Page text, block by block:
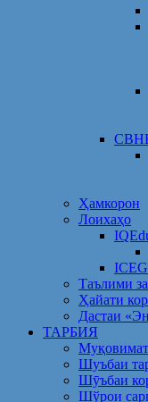
Ҳамкорон
Лоихаҳо
Таълими
Ҳайати
Дастаи
ТАРБИЯ
Шуъбаи
Шӯъбаи
Шўрои